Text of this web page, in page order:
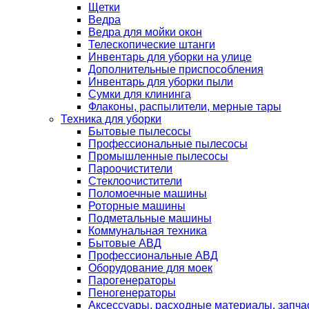
Щетки
Ведра
Ведра для мойки окон
Телескопические штанги
Инвентарь для уборки на улице
Дополнительные приспособления
Инвентарь для уборки пыли
Сумки для клининга
Флаконы, распылители, мерные тары
Техника для уборки
Бытовые пылесосы
Профессиональные пылесосы
Промышленные пылесосы
Пароочистители
Стеклоочистители
Поломоечные машины
Роторные машины
Подметальные машины
Коммунальная техника
Бытовые АВД
Профессиональные АВД
Оборудование для моек
Парогенераторы
Пеногенераторы
Аксессуары, расходные материалы,